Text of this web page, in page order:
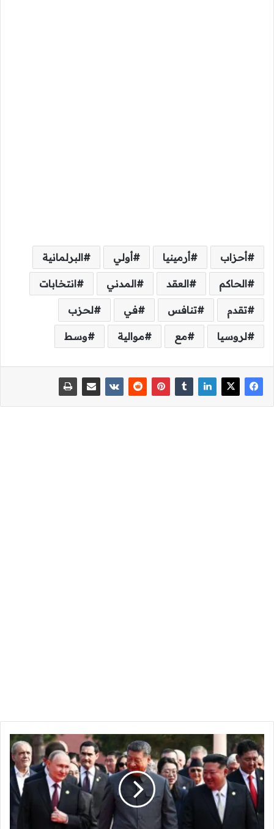
أحزاب أرمينيا أولي البرلمانية
الحاكم العقد المدني انتخابات
تقدم تنافس في لحزب
لروسيا مع موالية وسط
الصداقة
أم
النفوذ:
لماذا
يذهب
شي
جين